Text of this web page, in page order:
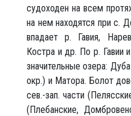
судоходен на всем
на нем находятся при с.
впадает р. Гавия,
Костра и др. По р. Гавии
значительные озера:
окр.) и Матора. Болот
сев.-зап. части
(Плебанские,